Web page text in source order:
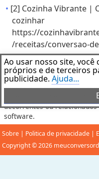
[2] Cozinha Vibrante |
cozinhar
https://
/receitas/conversao-
Aviso Legal
Este software de aplicação
educacionais. Não nos
especiais, incidentais,
decorrentes ou
software.
Sobre| Politica de privacidade|
Copyright © 2026
Ao usar nosso site,
próprios e de terceiros
publicidade. Ajuda...